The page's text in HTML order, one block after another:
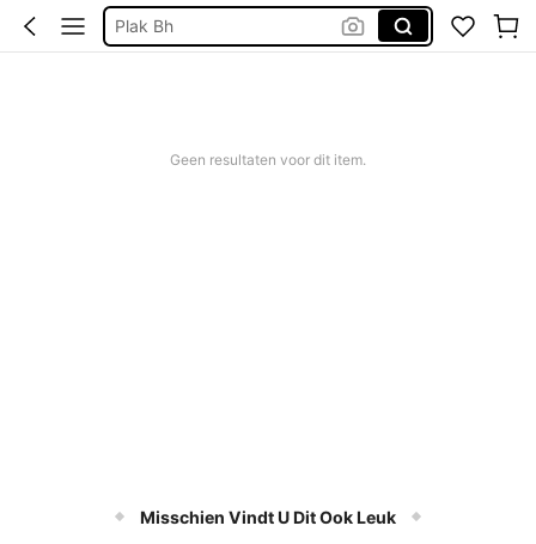
Plak Bh
Geen resultaten voor dit item.
Misschien Vindt U Dit Ook Leuk